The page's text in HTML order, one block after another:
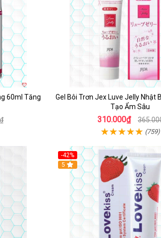
60ml Tăng
Gel Bôi Trơn Jex Luve Jelly Nhật
Tạo Ẩm Sâu
310.000₫
(759)
-42%
5